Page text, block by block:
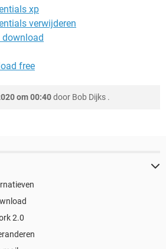
xp
verwijderen
free
om 00:40door Bob Dijks .
2.0